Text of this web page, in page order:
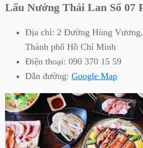
Lẩu Nướng Thái Lan Số 07
Địa chỉ: 2 Đường Hùng
Thành phố Hồ Chí Minh
Điện thoại: 090 370 15 59
Dẫn đường: Google Map